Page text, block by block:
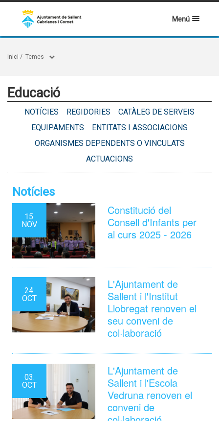
Menú
Inici / Temes
Educació
NOTÍCIES REGIDORIES
CATÀLEG DE SERVEIS
EQUIPAMENTS
ENTITATS I ASSOCIACIONS
ORGANISMES DEPENDENTS O VINCULATS
ACTUACIONS
Notícies
15.
NOV
Constitució del
Consell d'Infants per
al curs 2025 - 2026
24.
OCT
L'Ajuntament de
Sallent i l'Institut
Llobregat renoven el
seu conveni de
col·laboració
03.
OCT
L'Ajuntament de
Sallent i l'Escola
Vedruna renoven el
conveni de